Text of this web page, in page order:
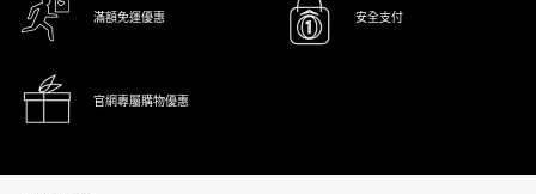
滿額免運優惠 安全支付
官網專屬購物優惠